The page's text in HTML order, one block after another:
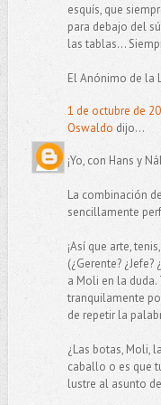
esquís, que
para debajo del
las tablas...
El Anónimo de la
1 de octubre de
Oswaldo dijo...
¡Yo, con Hans y
La combinación
sencillamente
¡Así que arte,
(¿Gerente?
a Moli en la
tranquilamente
de repetir la
¿Las botas, Moli,
caballo o es que
lustre al asunto